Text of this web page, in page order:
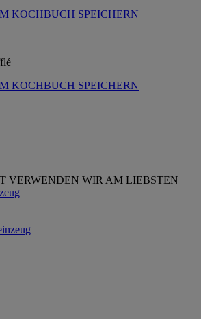
KOCHBUCH SPEICHERN
KOCHBUCH SPEICHERN
VERWENDEN WIR AM LIEBSTEN